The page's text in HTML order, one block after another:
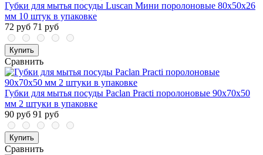
Губки для мытья посуды Luscan Мини поролоновые 80x50x26
мм 10 штук в упаковке
72 руб 71 руб
Купить
Сравнить
Губки для мытья посуды Paclan Practi поролоновые 90x70x50
мм 2 штуки в упаковке
90 руб 91 руб
Купить
Сравнить